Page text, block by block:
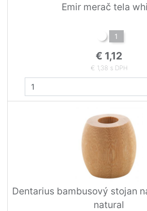
Emir merač tela
1
€ 1,12
€ 1,38 s DPH
Dentarius bambusový stojan
natural